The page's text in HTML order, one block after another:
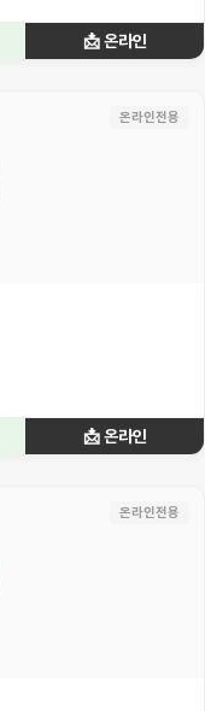
📩 온라인
온라인전용
📩 온라인
온라인전용